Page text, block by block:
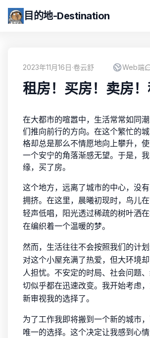
目的地-Destination
2023年11月16日·卷云舒 Web端
租房！买房！卖房！
在大都市的喧嚣中，生活常常如同
们推向前行的方向。在这个繁忙的
格却总是那么不情愿地向上攀升，
一个安宁的角落渐感无望。于是，
缘，买了房。
这个地方，远离了城市的中心，没
拥挤。在这里，晨曦初现时，鸟儿
轻声低唱，阳光透过稀疏的树叶洒
在编织着一个温暖的梦。
然而，生活往往不会按照我们的计
对这个小屋充满了热爱，但大环境
人担忧。不安定的时局、社会问题
切似乎都在迅速改变。我开始考虑
新审视我的选择了。
为了工作我即将搬到一个新的城市
唯一的选择。这个决定让我感到心